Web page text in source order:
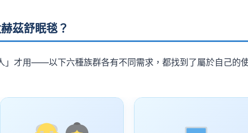
茲舒眠毯？
」才用——以下六種族群各有不同需求，都找到了屬於自己的